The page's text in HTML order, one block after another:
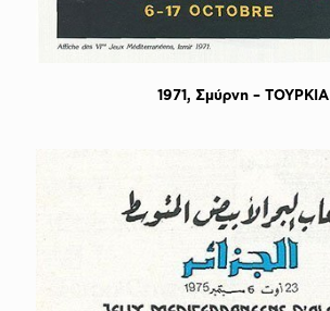
1971, Σμύρνη – TΟΥΡΚΙΑ